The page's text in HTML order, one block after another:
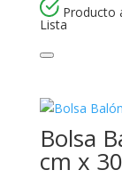
Producto
Lista
Bolsa
cm x